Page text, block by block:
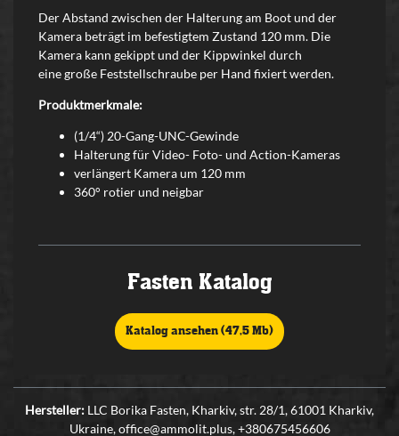
Der Abstand zwischen der Halterung am Boot und der
Kamera beträgt im befestigtem Zustand 120 mm. Die
Kamera kann gekippt und der Kippwinkel durch
eine große Feststellschraube per Hand fixiert werden.
Produktmerkmale:
(1/4“) 20-Gang-UNC-Gewinde
Halterung für Video- Foto- und Action-Kameras
verlängert Kamera um 120 mm
360° rotier und neigbar
Fasten Katalog
Katalog ansehen (47,5 Mb)
Hersteller: LLC Borika Fasten, Kharkiv, str. 28/1, 61001 Kharkiv,
Ukraine, office@ammolit.plus, +380675456606